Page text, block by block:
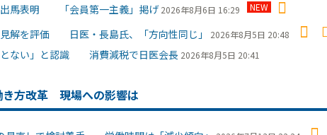
出馬表明 「会員第一主義」掲げ 2026年8月6日 16:29 NEW
解を評価 日医・長島氏、「方向性同じ」 2026年8月5日 20:48
とない」と認識 消費減税で日医会長 2026年8月5日 20:41
き方改革 現場への影響は